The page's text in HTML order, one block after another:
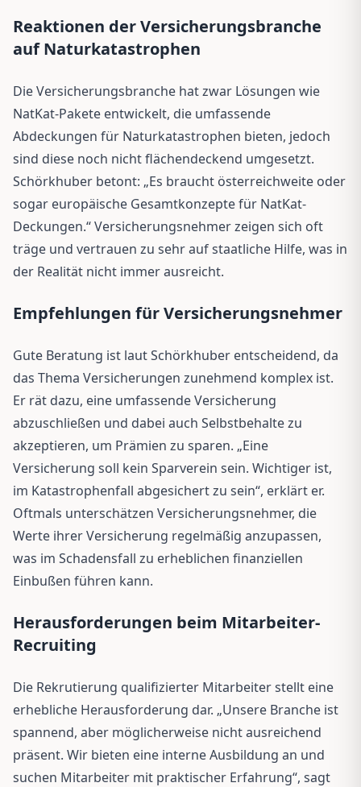
Reaktionen der Versicherungsbranche
auf Naturkatastrophen
Die Versicherungsbranche hat zwar Lösungen wie
NatKat-Pakete entwickelt, die umfassende
Abdeckungen für Naturkatastrophen bieten, jedoch
sind diese noch nicht flächendeckend umgesetzt.
Schörkhuber betont: „Es braucht österreichweite oder
sogar europäische Gesamtkonzepte für NatKat-
Deckungen.“ Versicherungsnehmer zeigen sich oft
träge und vertrauen zu sehr auf staatliche Hilfe, was in
der Realität nicht immer ausreicht.
Empfehlungen für Versicherungsnehmer
Gute Beratung ist laut Schörkhuber entscheidend, da
das Thema Versicherungen zunehmend komplex ist.
Er rät dazu, eine umfassende Versicherung
abzuschließen und dabei auch Selbstbehalte zu
akzeptieren, um Prämien zu sparen. „Eine
Versicherung soll kein Sparverein sein. Wichtiger ist,
im Katastrophenfall abgesichert zu sein“, erklärt er.
Oftmals unterschätzen Versicherungsnehmer, die
Werte ihrer Versicherung regelmäßig anzupassen,
was im Schadensfall zu erheblichen finanziellen
Einbußen führen kann.
Herausforderungen beim Mitarbeiter-
Recruiting
Die Rekrutierung qualifizierter Mitarbeiter stellt eine
erhebliche Herausforderung dar. „Unsere Branche ist
spannend, aber möglicherweise nicht ausreichend
präsent. Wir bieten eine interne Ausbildung an und
suchen Mitarbeiter mit praktischer Erfahrung“, sagt